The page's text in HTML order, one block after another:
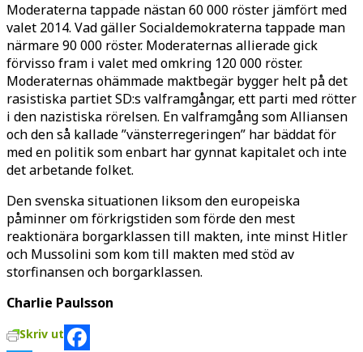
Moderaterna tappade nästan 60 000 röster jämfört med
valet 2014. Vad gäller Socialdemokraterna tappade man
närmare 90 000 röster. Moderaternas allierade gick
förvisso fram i valet med omkring 120 000 röster.
Moderaternas ohämmade maktbegär bygger helt på det
rasistiska partiet SD:s valframgångar, ett parti med rötter
i den nazistiska rörelsen. En valframgång som Alliansen
och den så kallade ”vänsterregeringen” har bäddat för
med en politik som enbart har gynnat kapitalet och inte
det arbetande folket.
Den svenska situationen liksom den europeiska
påminner om förkrigstiden som förde den mest
reaktionära borgarklassen till makten, inte minst Hitler
och Mussolini som kom till makten med stöd av
storfinansen och borgarklassen.
Charlie Paulsson
Skriv ut